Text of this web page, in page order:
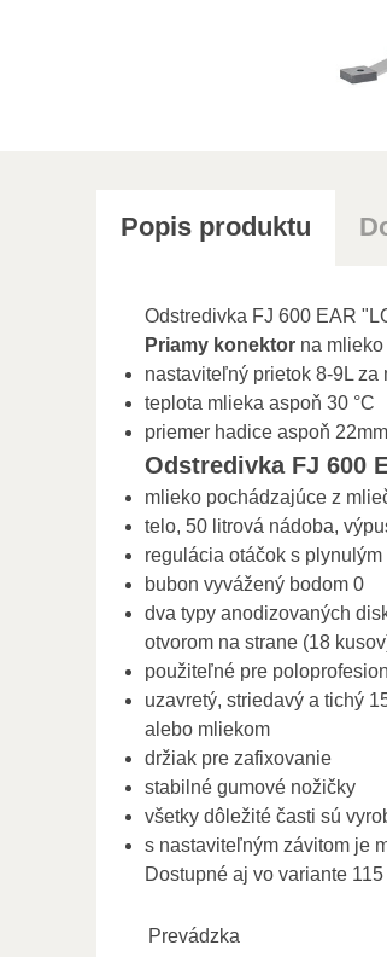
Popis produktu
Odstredivka FJ 600 EAR
Priamy konektorna mlieko
nastaviteľný prietok 8-9L za
teplota mlieka aspoň 30 °C
priemer hadice aspoň 22mm
Odstredivka FJ 600
mlieko pochádzajúce z
telo, 50 litrová nádoba,
regulácia otáčok s
bubon vyvážený bodom 0
dva typy anodizovaných
otvorom na strane (18
použiteľné pre
uzavretý, striedavý a tichý
alebo mliekom
držiak pre zafixovanie
stabilné gumové nožičky
všetky dôležité časti sú
s nastaviteľným závitom je
Dostupné aj vo variante 115
Prevádzka